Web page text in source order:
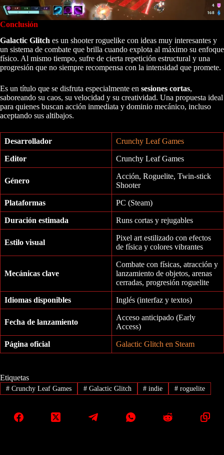
Conclusión
Galactic Glitch es un shooter roguelike con ideas muy interesantes y
un sistema de combate que brilla cuando explota al máximo su enfoque
físico. Al mismo tiempo, sufre de cierta repetición estructural y una
progresión que no siempre recompensa con la intensidad que promete.
Es un título que se disfruta especialmente en sesiones cortas,
saboreando su caos, su velocidad y su creatividad. Una propuesta ideal
para quienes buscan acción inmediata y dominio mecánico, incluso
aceptando sus altibajos.
Desarrollador Crunchy Leaf Games
Editor Crunchy Leaf Games
Género
Acción, Roguelite, Twin‑stick
Shooter
Plataformas PC (Steam)
Duración estimada Runs cortas y rejugables
Estilo visual
Pixel art estilizado con efectos
de física y colores vibrantes
Mecánicas clave
Combate con físicas, atracción y
lanzamiento de objetos, arenas
cerradas, progresión roguelite
Idiomas disponibles Inglés (interfaz y textos)
Fecha de lanzamiento
Acceso anticipado (Early
Access)
Página oficial Galactic Glitch en Steam
Etiquetas
#Crunchy Leaf Games #Galactic Glitch # indie # roguelite